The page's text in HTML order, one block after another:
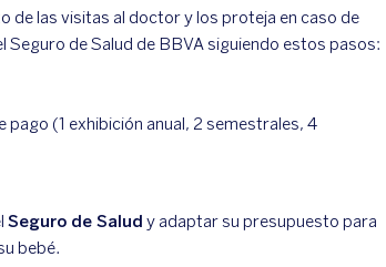
de las visitas al doctor y los proteja en caso de
de Salud de BBVA siguiendo estos pasos:
(1 exhibición anual, 2 semestrales, 4
Seguro de Salud y adaptar su presupuesto para
bebé.